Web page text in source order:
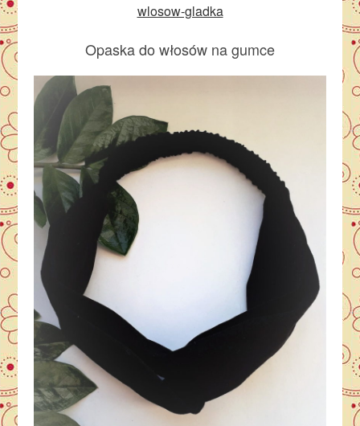
wlosow-gladka
Opaska do włosów na gumce